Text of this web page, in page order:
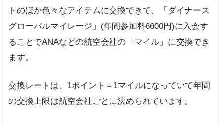
トのほか色々なアイテムに交換できて、「ダイナース
グローバルマイレージ」(年間参加料6600円)に入会す
ることでANAなどの航空会社の「マイル」に交換でき
ます。
交換レートは、1ポイント＝1マイルになっていて年間
の交換上限は航空会社ごとに決められています。